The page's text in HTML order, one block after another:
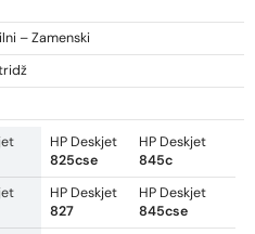
– Zamenski
HP Deskjet
825cse
HP Deskjet
845c
HP Deskjet
827
HP Deskjet
845cse